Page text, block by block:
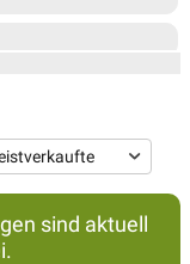
sind aktuell